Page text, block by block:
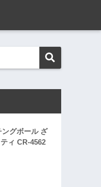
グボール ざ
ィ CR-4562